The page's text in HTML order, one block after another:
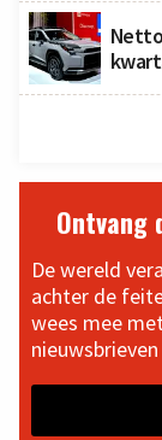
Ontvang
De wereld
achter de
wees mee